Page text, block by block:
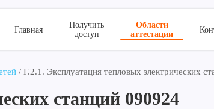
Главная
Получить
доступ
Области
аттестации
/ Г.2.1. Эксплуатация тепловых электрических
станций 090924